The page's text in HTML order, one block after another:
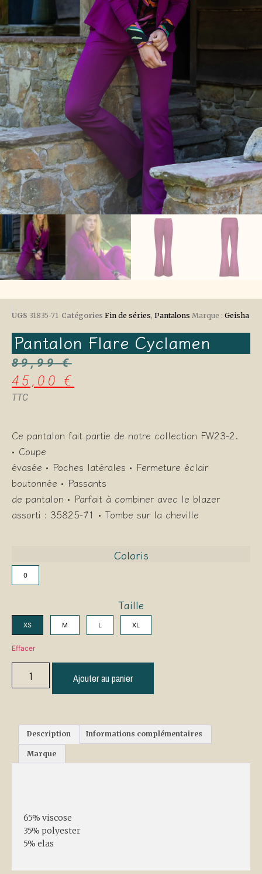
UGS 31835-71 Catégories Fin de séries, Pantalons Marque : Geisha
Pantalon Flare Cyclamen
89,99€
45,00€
TTC
Ce pantalon fait partie de notre collection FW23-2.
• Coupe
évasée • Poches latérales • Fermeture éclair
boutonnée • Passants
de pantalon • Parfait à combiner avec le blazer
assorti : 35825-71 • Tombe sur la cheville
Coloris
0
Taille
XS M L XL
Effacer
Ajouter au panier
Description Informations complémentaires
Marque
65% viscose
35% polyester
5% elas